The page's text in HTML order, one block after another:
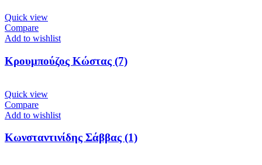
Quick view
Compare
Add to wishlist
Κρουμπούζος Κώστας (7)
Quick view
Compare
Add to wishlist
Κωνσταντινίδης Σάββας (1)